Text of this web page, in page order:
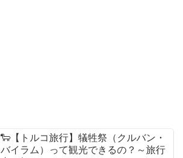
🐑【トルコ旅行】犠牲祭（クルバン・
バイラム）って観光できるの？～旅行